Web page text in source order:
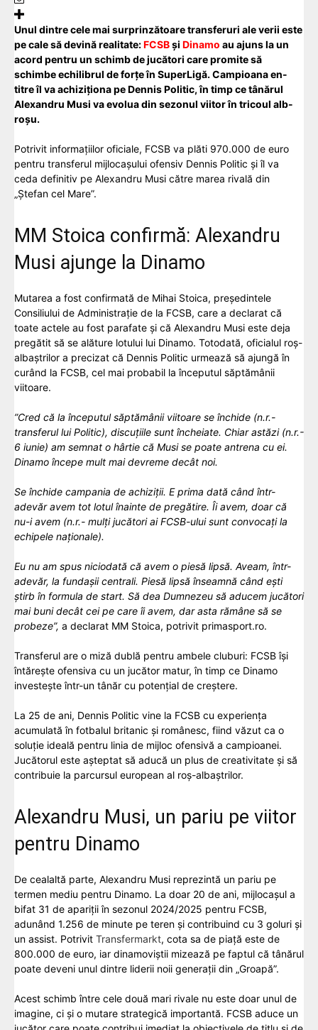
Unul dintre cele mai surprinzătoare transferuri ale verii este
pe cale să devină realitate:FCSBși Dinamo au ajuns la un
acord pentru un schimb de jucători care promite să
schimbe echilibrul de forțe în SuperLigă. Campioana en-
titre îl va achiziționa pe Dennis Politic, în timp ce tânărul
Alexandru Musi va evolua din sezonul viitor în tricoul alb-
roșu.
Potrivit informațiilor oficiale, FCSB va plăti 970.000 de euro
pentru transferul mijlocașului ofensiv Dennis Politic și îl va
ceda definitiv pe Alexandru Musi către marea rivală din
„Ștefan cel Mare”.
MM Stoica confirmă: Alexandru
Musi ajunge la Dinamo
Mutarea a fost confirmată de Mihai Stoica, președintele
Consiliului de Administrație de la FCSB, care a declarat că
toate actele au fost parafate și că Alexandru Musi este deja
pregătit să se alăture lotului lui Dinamo. Totodată, oficialul roș-
albaștrilor a precizat că Dennis Politic urmează să ajungă în
curând la FCSB, cel mai probabil la începutul săptămânii
viitoare.
”Cred că la începutul săptămânii viitoare se închide (n.r.-
transferul lui Politic), discuțiile sunt încheiate. Chiar astăzi (n.r.-
6 iunie) am semnat o hârtie că Musi se poate antrena cu ei.
Dinamo începe mult mai devreme decât noi.
Se închide campania de achiziții. E prima dată când într-
adevăr avem tot lotul înainte de pregătire. Îi avem, doar că
nu-i avem (n.r.- mulți jucători ai FCSB-ului sunt convocați la
echipele naționale).
Eu nu am spus niciodată că avem o piesă lipsă. Aveam, într-
adevăr, la fundașii centrali. Piesă lipsă înseamnă când ești
știrb în formula de start. Să dea Dumnezeu să aducem jucători
mai buni decât cei pe care îi avem, dar asta rămâne să se
probeze”, a declarat MM Stoica, potrivit primasport.ro.
Transferul are o miză dublă pentru ambele cluburi: FCSB își
întărește ofensiva cu un jucător matur, în timp ce Dinamo
investește într-un tânăr cu potențial de creștere.
La 25 de ani, Dennis Politic vine la FCSB cu experiența
acumulată în fotbalul britanic și românesc, fiind văzut ca o
soluție ideală pentru linia de mijloc ofensivă a campioanei.
Jucătorul este așteptat să aducă un plus de creativitate și să
contribuie la parcursul european al roș-albaștrilor.
Alexandru Musi, un pariu pe viitor
pentru Dinamo
De cealaltă parte, Alexandru Musi reprezintă un pariu pe
termen mediu pentru Dinamo. La doar 20 de ani, mijlocașul a
bifat 31 de apariții în sezonul 2024/2025 pentru FCSB,
adunând 1.256 de minute pe teren și contribuind cu 3 goluri și
un assist. Potrivit Transfermarkt, cota sa de piață este de
800.000 de euro, iar dinamoviștii mizează pe faptul că tânărul
poate deveni unul dintre liderii noii generații din „Groapă”.
Acest schimb între cele două mari rivale nu este doar unul de
imagine, ci și o mutare strategică importantă. FCSB aduce un